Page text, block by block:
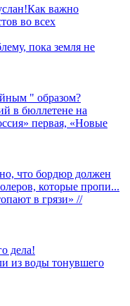
важно
во всех
пока земля не
" образом?
в бюллетене на
первая, «Новые
что бордюр должен
которые пропи...
в грязи» //
дела!
из воды тонувшего